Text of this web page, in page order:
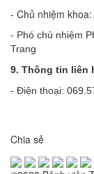
- Chủ nhiệm
- Phó chủ nhiệm
Trang
9. Thông tin liên
- Điện thoại:
Chia sẻ